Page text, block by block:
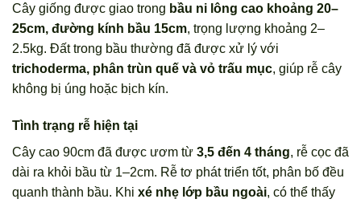
Cây giống được giao trong bầu ni lông cao khoảng 20–
25cm, đường kính bầu 15cm, trọng lượng khoảng 2–
2.5kg. Đất trong bầu thường đã được xử lý với
trichoderma, phân trùn quế và vỏ trấu mục, giúp rễ cây
không bị úng hoặc bịch kín.
Tình trạng rễ hiện tại
Cây cao 90cm đã được ươm từ 3,5 đến 4 tháng, rễ cọc đã
dài ra khỏi bầu từ 1–2cm. Rễ tơ phát triển tốt, phân bố đều
quanh thành bầu. Khi xé nhẹ lớp bầu ngoài, có thể thấy